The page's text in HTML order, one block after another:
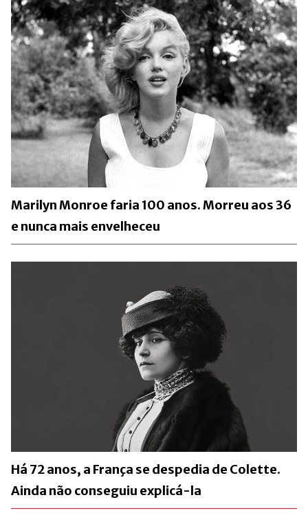
Marilyn Monroe faria 100 anos. Morreu aos 36
e nunca mais envelheceu
Há 72 anos, a França se despedia de Colette.
Ainda não conseguiu explicá-la